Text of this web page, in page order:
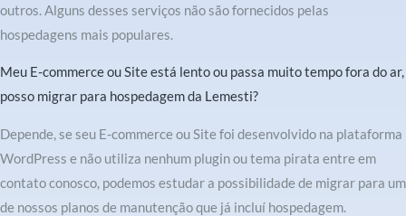
outros. Alguns desses serviços não são fornecidos pelas
hospedagens mais populares.
Meu E-commerce ou Site está lento ou passa muito tempo fora do ar,
posso migrar para hospedagem da Lemesti?
Depende, se seu E-commerce ou Site foi desenvolvido na plataforma
WordPress e não utiliza nenhum plugin ou tema pirata entre em
contato conosco, podemos estudar a possibilidade de migrar para um
de nossos planos de manutenção que já incluí hospedagem.